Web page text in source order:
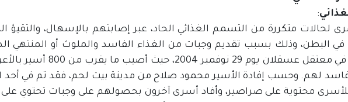
:
لحالات متكررة من التسمم الغذائي الحاد، عبر إصابتهم بالإسهال،
في البطن، وذلك بسبب تقديم وجبات من الغذاء الفاسد والملوث أو المنتهي
هذه الحالات في معتقل عسقلان يوم 29
لهم. وحسب إفادة الأسير محمود صلاح من مدينة بيت لحم، فقد تم في أحد
محتوية على صراصير، وأفاد أسرى آخرون بحصولهم على وجبات تحتوي